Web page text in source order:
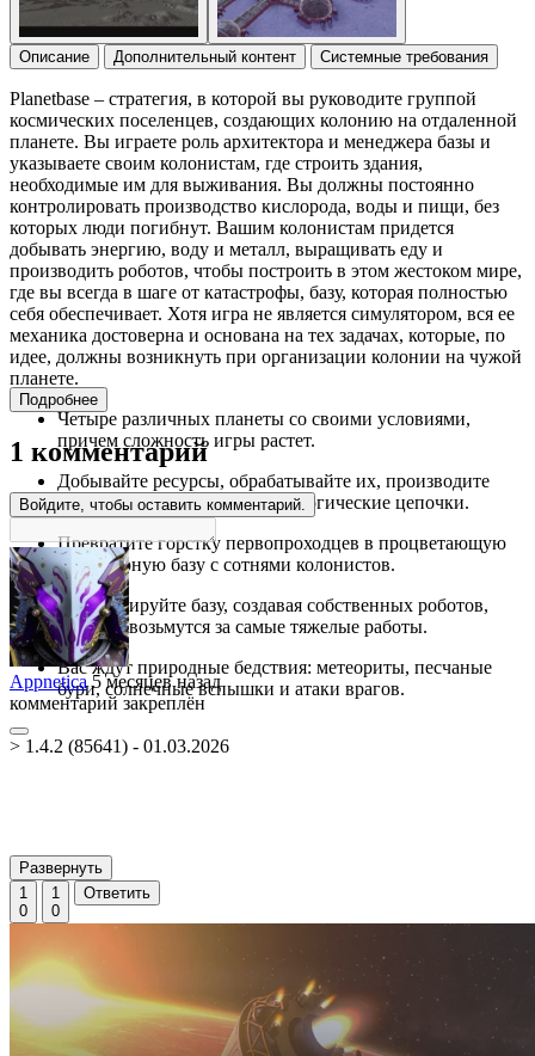
Описание Дополнительный контент Системные требования
Planetbase – стратегия, в которой вы руководите группой
космических поселенцев, создающих колонию на отдаленной
планете. Вы играете роль архитектора и менеджера базы и
указываете своим колонистам, где строить здания,
необходимые им для выживания. Вы должны постоянно
контролировать производство кислорода, воды и пищи, без
которых люди погибнут. Вашим колонистам придется
добывать энергию, воду и металл, выращивать еду и
производить роботов, чтобы построить в этом жестоком мире,
где вы всегда в шаге от катастрофы, базу, которая полностью
себя обеспечивает. Хотя игра не является симулятором, вся ее
механика достоверна и основана на тех задачах, которые, по
идее, должны возникнуть при организации колонии на чужой
планете.
Четыре различных планеты со своими условиями,
причем сложность игры растет.
Добывайте ресурсы, обрабатывайте их, производите
продукты и создавайте технологические цепочки.
Превратите горстку первопроходцев в процветающую
планетарную базу с сотнями колонистов.
Механизируйте базу, создавая собственных роботов,
которые возьмутся за самые тяжелые работы.
Вас ждут природные бедствия: метеориты, песчаные
бури, солнечные вспышки и атаки врагов.
Подробнее
1 комментарий
Войдите, чтобы оставить комментарий.
Appnetica 5 месяцев назад
комментарий закреплён
> 1.4.2 (85641) - 01.03.2026
Развернуть
1
0
1
0
Ответить